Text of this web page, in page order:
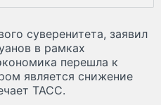
суверенитета, заявил
в рамках
перешла к
является снижение
ТАСС.